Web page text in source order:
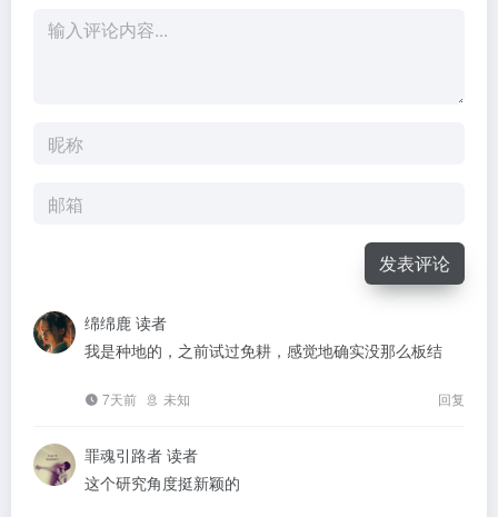
发表评论
绵绵鹿 读者
我是种地的，之前试过免耕，感觉地确实没那么板结
7天前 未知 回复
罪魂引路者 读者
这个研究角度挺新颖的